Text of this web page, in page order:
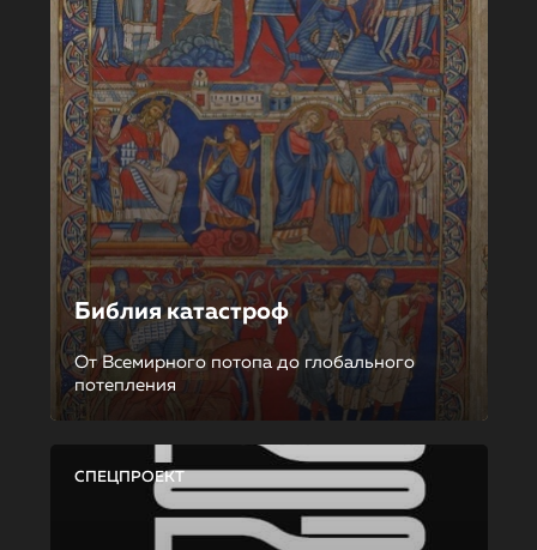
Библия катастроф
От Всемирного потопа до глобального
потепления
СПЕЦПРОЕКТ